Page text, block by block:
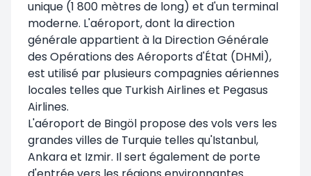
unique (1 800 mètres de long) et d'un terminal
moderne. L'aéroport, dont la direction
générale appartient à la Direction Générale
des Opérations des Aéroports d'État (DHMİ),
est utilisé par plusieurs compagnies aériennes
locales telles que Turkish Airlines et Pegasus
Airlines.
L'aéroport de Bingöl propose des vols vers les
grandes villes de Turquie telles qu'Istanbul,
Ankara et Izmir. Il sert également de porte